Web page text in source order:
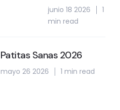
junio 18 2026
1
min read
Patitas Sanas 2026
mayo 26 2026 1 min read